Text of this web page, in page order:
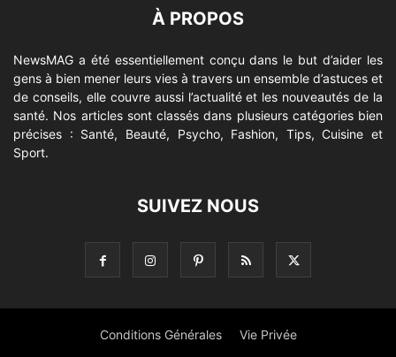
À PROPOS
NewsMAG a été essentiellement conçu dans le but d’aider les
gens à bien mener leurs vies à travers un ensemble d’astuces et
de conseils, elle couvre aussi l’actualité et les nouveautés de la
santé. Nos articles sont classés dans plusieurs catégories bien
précises : Santé, Beauté, Psycho, Fashion, Tips, Cuisine et
Sport.
SUIVEZ NOUS
Conditions Générales Vie Privée